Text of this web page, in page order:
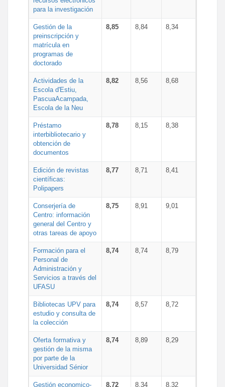
para la investigación
Gestión de la
preinscripción y
matrícula en
programas de
doctorado
8,85 8,84 8,34
Actividades de la
Escola d'Estiu,
PascuaAcampada,
Escola de la Neu
8,82 8,56 8,68
Préstamo
interbibliotecario y
obtención de
documentos
8,78 8,15 8,38
Edición de revistas
científicas:
Polipapers
8,77 8,71 8,41
Conserjería de
Centro: información
general del Centro y
otras tareas de apoyo
8,75 8,91 9,01
Formación para el
Personal de
Administración y
Servicios a través del
UFASU
8,74 8,74 8,79
Bibliotecas UPV para
estudio y consulta de
la colección
8,74 8,57 8,72
Oferta formativa y
gestión de la misma
por parte de la
Universidad Sénior
8,74 8,89 8,29
Gestión economico- 8,72 8,34 8,32